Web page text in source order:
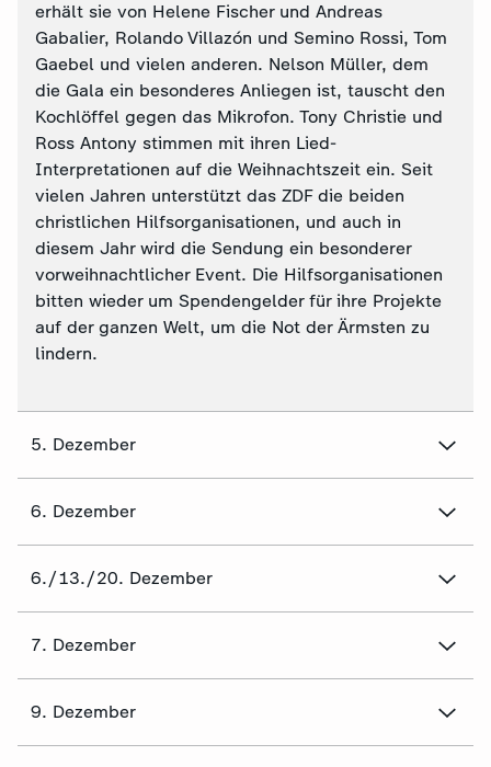
erhält sie von Helene Fischer und Andreas
Gabalier, Rolando Villazón und Semino Rossi, Tom
Gaebel und vielen anderen. Nelson Müller, dem
die Gala ein besonderes Anliegen ist, tauscht den
Kochlöffel gegen das Mikrofon. Tony Christie und
Ross Antony stimmen mit ihren Lied-
Interpretationen auf die Weihnachtszeit ein. Seit
vielen Jahren unterstützt das ZDF die beiden
christlichen Hilfsorganisationen, und auch in
diesem Jahr wird die Sendung ein besonderer
vorweihnachtlicher Event. Die Hilfsorganisationen
bitten wieder um Spendengelder für ihre Projekte
auf der ganzen Welt, um die Not der Ärmsten zu
lindern.
5. Dezember
6. Dezember
6./13./20. Dezember
7. Dezember
9. Dezember